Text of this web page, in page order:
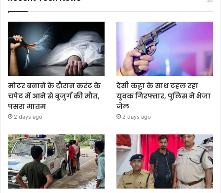
मोटर बनाने के दौरान करंट के
चपेट में आने से बुजुर्ग की मौत,
पसरा मातम
2 days ago
देसी कट्टा के साथ टहल रहा
युवक गिरफ्तार, पुलिस ने भेजा
जेल
2 days ago